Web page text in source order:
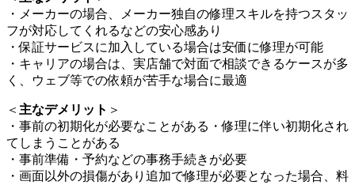
・メーカーの場合、メーカー独自の修理スキルを持つスタッ
フが対応してくれるなどの安心感あり
・保証サービスに加入している場合は安価に修理が可能
・キャリアの場合は、実店舗で対面で相談できるケースが多
く、ウェブ等での依頼が苦手な場合に最適
＜ 主なデメリット ＞
・事前の初期化が必要なことがある・修理に伴い初期化され
てしまうことがある
・事前準備・予約などの事務手続きが必要
・画面以外の損傷があり追加で修理が必要となった場合、料